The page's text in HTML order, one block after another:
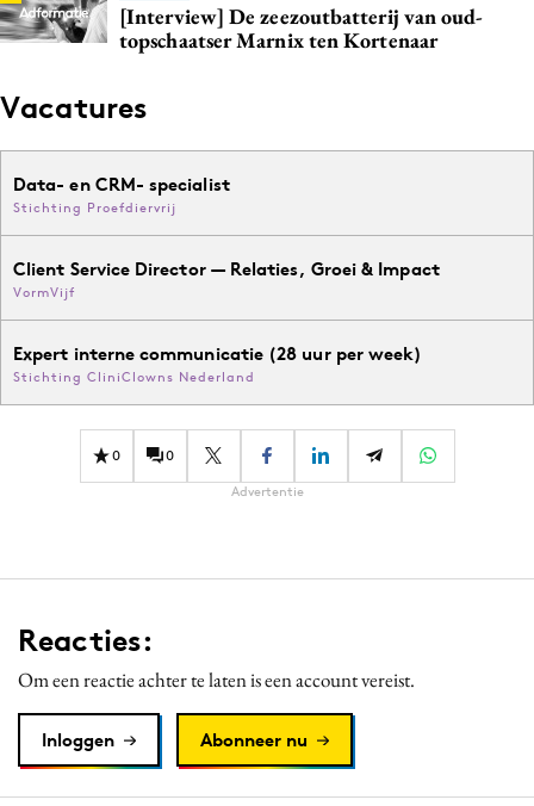
[Interview] De zeezoutbatterij van oud-
topschaatser Marnix ten Kortenaar
Vacatures
Data- en CRM- specialist
Stichting Proefdiervrij
Client Service Director — Relaties, Groei & Impact
VormVijf
Expert interne communicatie (28 uur per week)
Stichting CliniClowns Nederland
0 0
Advertentie
Reacties:
Om een reactie achter te laten is een account vereist.
Inloggen Abonneer nu